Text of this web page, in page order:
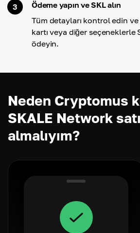
3
Ödeme yapın ve SKL alın
Tüm detayları kontrol edin
kartı veya diğer seçeneklerle
ödeyin.
Neden Cryptomus
SKALE Network
almalıyım?